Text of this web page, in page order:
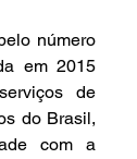
número
em 2015
de
do Brasil,
com a